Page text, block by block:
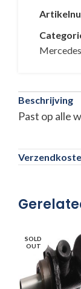
Beschrijving
Past op alle
SOLD
OUT